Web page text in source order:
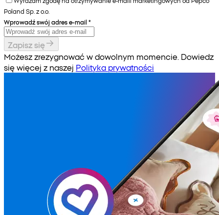
Poland Sp. z o.o.
Wprowadź swój adres e-mail *
Zapisz się
Możesz zrezygnować w dowolnym momencie. Dowiedz
się więcej z naszej Polityka prywatności